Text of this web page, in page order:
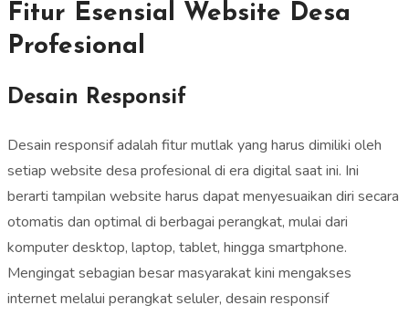
Fitur Esensial Website Desa
Profesional
Desain Responsif
Desain responsif adalah fitur mutlak yang harus dimiliki oleh
setiap website desa profesional di era digital saat ini. Ini
berarti tampilan website harus dapat menyesuaikan diri secara
otomatis dan optimal di berbagai perangkat, mulai dari
komputer desktop, laptop, tablet, hingga smartphone.
Mengingat sebagian besar masyarakat kini mengakses
internet melalui perangkat seluler, desain responsif